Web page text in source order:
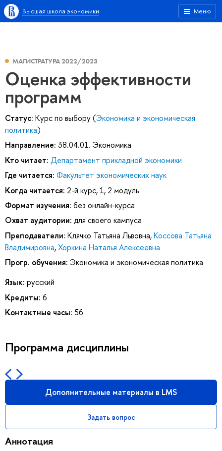
Меню
Высшая школа экономики
МАГИСТРАТУРА 2022/2023
Оценка эффективности
программ
Статус: Курс по выбору (Экономика и экономическая
политика)
Направление: 38.04.01. Экономика
Кто читает: Департамент прикладной экономики
Где читается: Факультет экономических наук
Когда читается: 2-й курс, 1, 2 модуль
Формат изучения: без онлайн-курса
Охват аудитории: для своего кампуса
Преподаватели: Клячко Татьяна Львовна,Коссова Татьяна
Владимировна,Хоркина Наталья Алексеевна
Прогр. обучения: Экономика и экономическая политика
Язык: русский
Кредиты: 6
Контактные часы: 56
Программа дисциплины
Дополнительные материалы в LMS
Задать вопрос
Аннотация